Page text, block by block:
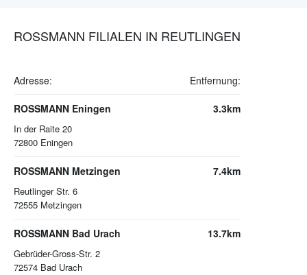
ROSSMANN FILIALEN IN REUTLINGEN
Adresse: Entfernung:
ROSSMANN Eningen
In der Raite 20
72800 Eningen
3.3km
ROSSMANN Metzingen
Reutlinger Str. 6
72555 Metzingen
7.4km
ROSSMANN Bad Urach
Gebrüder-Gross-Str. 2
72574 Bad Urach
13.7km